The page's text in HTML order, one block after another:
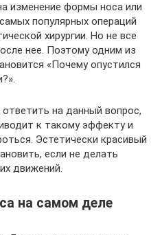
изменение формы носа или
популярных операций
хирургии. Но не все
нее. Поэтому одним из
«Почему опустился
на данный вопрос,
к такому эффекту и
Эстетически красивый
если не делать
движений.
на самом деле